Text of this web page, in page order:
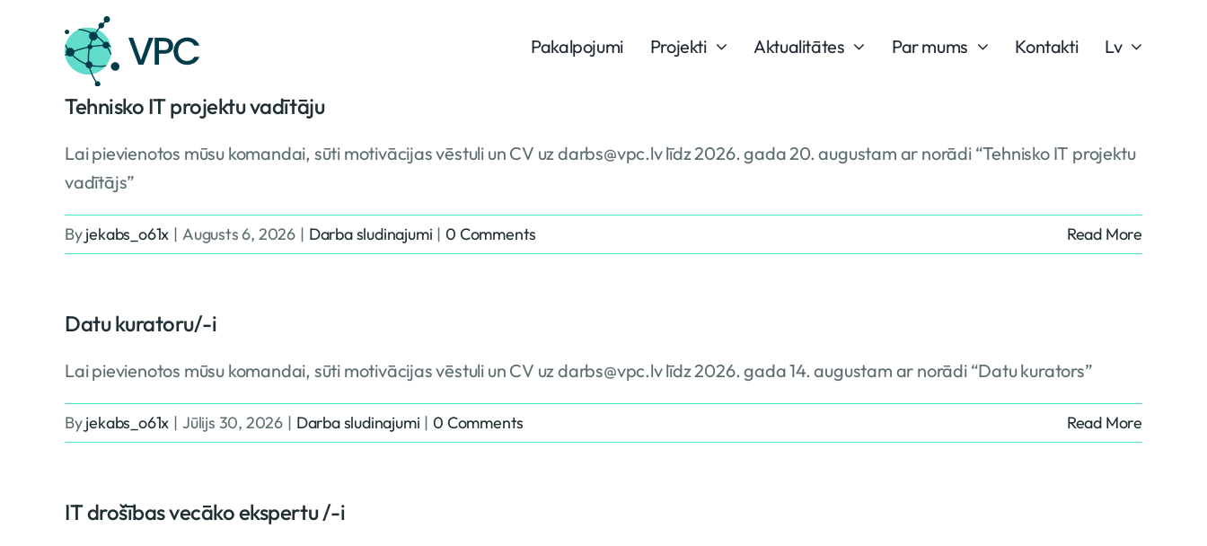
Pakalpojumi Projekti Aktualitātes Par mums Kontakti Lv
Tehnisko IT projektu vadītāju
Lai pievienotos mūsu komandai, sūti motivācijas vēstuli un CV uz darbs@vpc.lv līdz 2026. gada 20. augustam ar norādi “Tehnisko IT projektu
vadītājs”
Byjekabs_o61x | Augusts 6, 2026 | Darba sludinajumi | 0 Comments Read More
Datu kuratoru/-i
Lai pievienotos mūsu komandai, sūti motivācijas vēstuli un CV uz darbs@vpc.lv līdz 2026. gada 14. augustam ar norādi “Datu kurators”
Byjekabs_o61x | Jūlijs 30, 2026 | Darba sludinajumi | 0 Comments Read More
IT drošības vecāko ekspertu /-i